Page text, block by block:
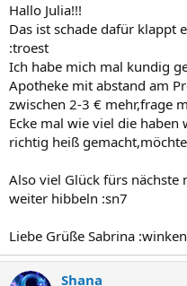
Hallo Julia!!!
Das ist schade dafür klappt
:troest
Ich habe mich mal kundig
Apotheke mit abstand am
zwischen 2-3 € mehr,frage
Ecke mal wie viel die
richtig heiß
Also viel Glück fürs nächste
weiter hibbeln :sn7
Liebe Grüße Sabrina
Shana